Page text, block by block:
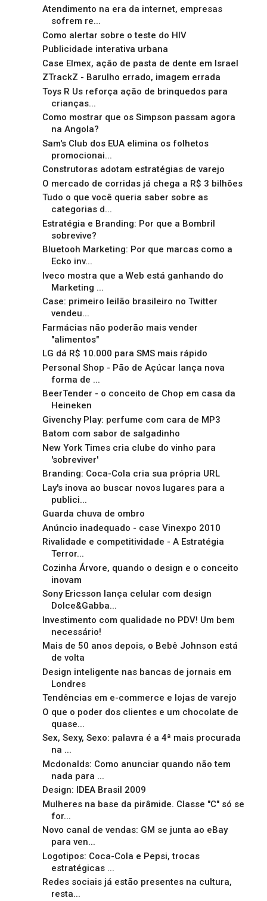
Atendimento na era da internet, empresas
sofrem re...
Como alertar sobre o teste do HIV
Publicidade interativa urbana
Case Elmex, ação de pasta de dente em Israel
ZTrackZ - Barulho errado, imagem errada
Toys R Us reforça ação de brinquedos para
crianças...
Como mostrar que os Simpson passam agora
na Angola?
Sam's Club dos EUA elimina os folhetos
promocionai...
Construtoras adotam estratégias de varejo
O mercado de corridas já chega a R$ 3 bilhões
Tudo o que você queria saber sobre as
categorias d...
Estratégia e Branding: Por que a Bombril
sobrevive?
Bluetooh Marketing: Por que marcas como a
Ecko inv...
Iveco mostra que a Web está ganhando do
Marketing ...
Case: primeiro leilão brasileiro no Twitter
vendeu...
Farmácias não poderão mais vender
"alimentos"
LG dá R$ 10.000 para SMS mais rápido
Personal Shop - Pão de Açúcar lança nova
forma de ...
BeerTender - o conceito de Chop em casa da
Heineken
Givenchy Play: perfume com cara de MP3
Batom com sabor de salgadinho
New York Times cria clube do vinho para
'sobreviver'
Branding: Coca-Cola cria sua própria URL
Lay's inova ao buscar novos lugares para a
publici...
Guarda chuva de ombro
Anúncio inadequado - case Vinexpo 2010
Rivalidade e competitividade - A Estratégia
Terror...
Cozinha Árvore, quando o design e o conceito
inovam
Sony Ericsson lança celular com design
Dolce&Gabba...
Investimento com qualidade no PDV! Um bem
necessário!
Mais de 50 anos depois, o Bebê Johnson está
de volta
Design inteligente nas bancas de jornais em
Londres
Tendências em e-commerce e lojas de varejo
O que o poder dos clientes e um chocolate de
quase...
Sex, Sexy, Sexo: palavra é a 4ª mais procurada
na ...
Mcdonalds: Como anunciar quando não tem
nada para ...
Design: IDEA Brasil 2009
Mulheres na base da pirâmide. Classe "C" só se
for...
Novo canal de vendas: GM se junta ao eBay
para ven...
Logotipos: Coca-Cola e Pepsi, trocas
estratégicas ...
Redes sociais já estão presentes na cultura,
resta...